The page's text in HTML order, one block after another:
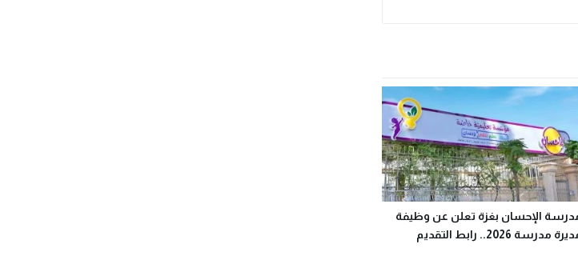
الإحسان بغزة تعلن عن وظيفة
مدرسة 2026.. رابط التقديم